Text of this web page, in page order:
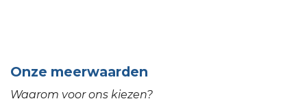
Onze meerwaarden
Waarom voor ons kiezen?